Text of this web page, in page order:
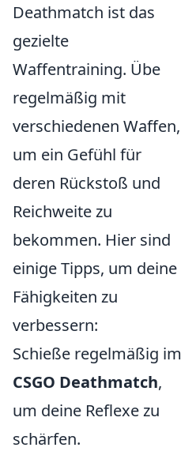
Deathmatch ist das
gezielte
Waffentraining. Übe
regelmäßig mit
verschiedenen Waffen,
um ein Gefühl für
deren Rückstoß und
Reichweite zu
bekommen. Hier sind
einige Tipps, um deine
Fähigkeiten zu
verbessern:
Schieße regelmäßig im
CSGO Deathmatch,
um deine Reflexe zu
schärfen.